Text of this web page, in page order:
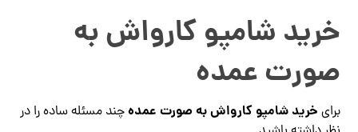
خرید شامپو کارواش به
صورت عمده
برای خرید شامپو کارواش به صورت عمدهچند مسئله ساده را در